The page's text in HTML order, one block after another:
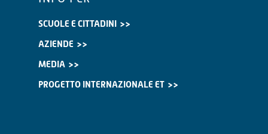
SCUOLE E CITTADINI
AZIENDE
MEDIA
PROGETTO INTERNAZIONALE ET